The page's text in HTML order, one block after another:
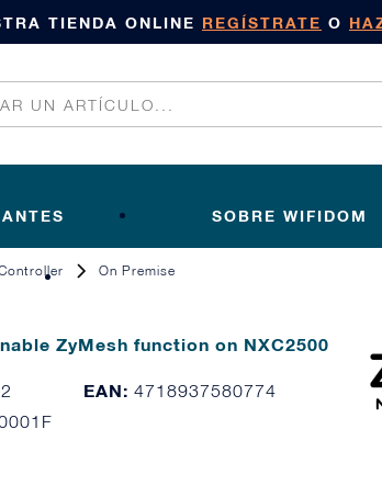
TIENDA ONLINE REGÍSTRATE O
SOBRE WIFIDOM
On Premise
ZyMesh function on NXC2500
EAN: 4718937580774